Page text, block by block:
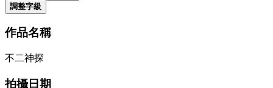
調整字級
作品名稱
不二神探
拍攝日期